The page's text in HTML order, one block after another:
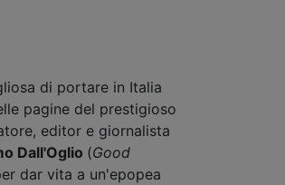
di portare in Italia
pagine del prestigioso
editor e giornalista
Dall'Oglio (Good
dar vita a un'epopea